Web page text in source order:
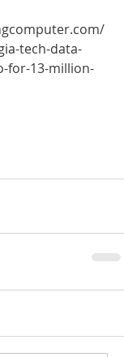
tech-data-
for-13-million-